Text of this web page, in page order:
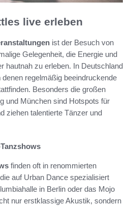
live erleben
ist der Besuch von
Gelegenheit, die Energie und
hautnah zu erleben. In Deutschland
regelmäßig beeindruckende
Besonders die großen
und München sind Hotspots für
ziehen talentierte Tänzer und
finden oft in renommierten
auf Urban Dance spezialisiert
in Berlin oder das Mojo
nur erstklassige Akustik, sondern